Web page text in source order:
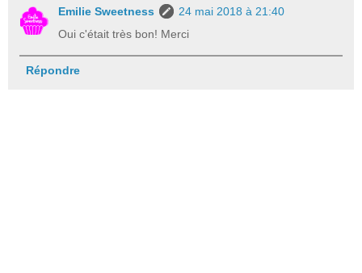
Emilie Sweetness
24 mai 2018 à 21:40
Oui c'était très bon! Merci
Répondre